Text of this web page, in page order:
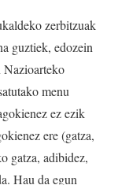
zerbitzuak
guztiek, edozein
Nazioarteko
menu
ez ezik
ere (gatza,
gatza, adibidez,
Hau da egun